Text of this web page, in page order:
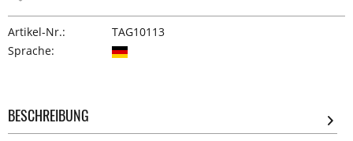
Artikel-Nr.:
TAG10113
Sprache:
BESCHREIBUNG